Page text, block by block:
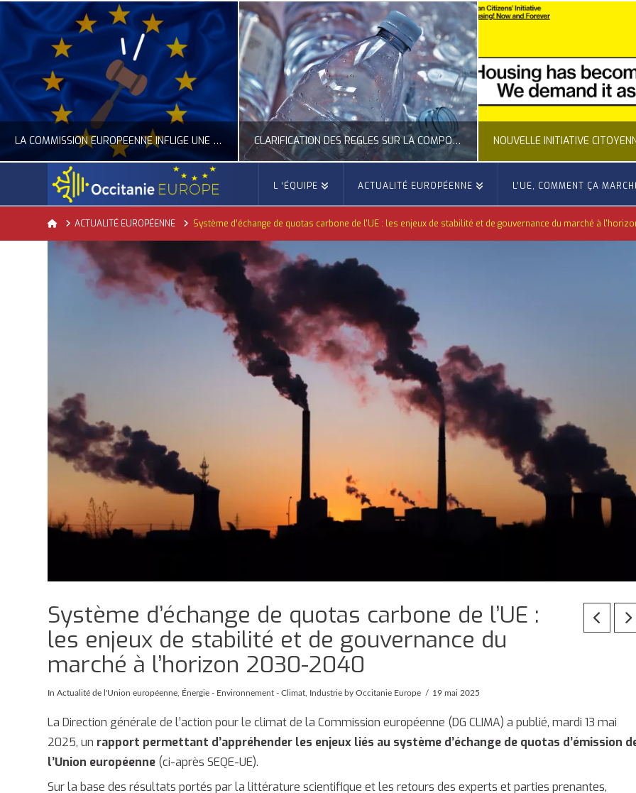
LA COMMISSION EUROPÉENNE INFLIGE UNE AMENDE RECORD À GOOGLE
ACTUALITÉ DE L'UNION EUROPÉENNE, ACTUALITÉ DE LA REPRÉSENTATION D’OCCITANIE EUROPE, NUMÉRIQUE- DIGITAL
JUILLET 24, 2026
CLARIFICATION DES RÈGLES SUR LA COMPOSITION DES BOUTEILLES PLASTIQUES
ACTUALITÉ DE L'UNION EUROPÉENNE, ACTUALITÉ DE LA REPRÉSENTATION D’OCCITANIE EUROPE, ECONOMIE CIRCULAIRE, ÉNERGIE - ENVIRONNEMENT - CLIMAT
JUILLET 24, 2026
ACTUALITÉ DE L'UNION EUROPÉENNE, ACTUALITÉ DE LA REPRÉSENTATION D’OCCITANIE
L ‘ÉQUIPE ACTUALITÉ EUROPÉENNE L’UE, COMMENT ÇA
HomeACTUALITÉ EUROPÉENNE Système d’échange de quotas carbone de l'UE : les enjeux de stabilité et de gouvernance du marché à
Système d’échange de quotas carbone de l’UE :
les enjeux de stabilité et de gouvernance du
marché à l’horizon 2030-2040
InActualité de l'Union européenne Énergie - Environnement - Climat Industrie by Occitanie Europe 19 mai 2025
La Direction générale de l’action pour le climat de la Commission européenne (DG CLIMA) a publié, mardi 13 mai
2025, un rapport permettant d’appréhender les enjeux liés au système d’échange de quotas d’émission
l’Union européenne (ci-après SEQE-UE).
Sur la base des résultats portés par la littérature scientifique et les retours des experts et parties prenantes,